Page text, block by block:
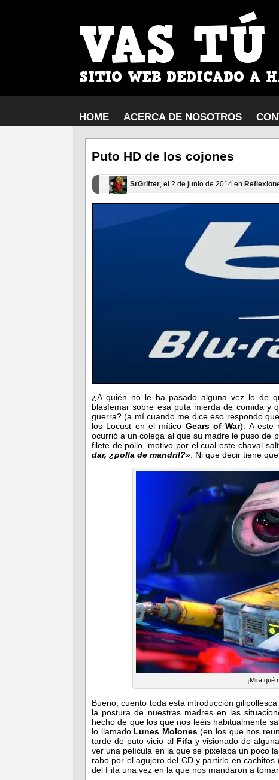
HOME ACERCA DE NOSOTROS
Puto HD de los cojones
SrGrifter, el 2 de junio de 2014 en
¿A quién no le ha pasado alguna vez lo de
blasfemar sobre esa puta mierda de comida y
guerra? (a mí cuando me dice eso respondo
los Locust en el mítico Gears of War). A este
ocurrió a un colega al que su madre le puso de
filete de pollo, motivo por el cual este chaval
dar, ¿polla de mandril?» . Ni que decir tiene
¡Mira qué
Bueno, cuento toda esta introducción
la postura de nuestras madres en las
hecho de que los que nos leéis habitualmente
lo llamado Lunes Molones(en los que nos
tarde de puto vicio al Fifay visionado de
ver una película en la que se pixelaba un poco
rabo por el agujero del CD y partirlo en
del Fifa una vez en la que nos mandaron a